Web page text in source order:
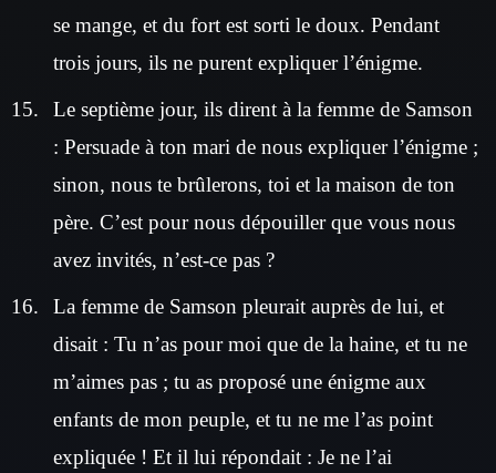
se mange, et du fort est sorti le doux. Pendant
trois jours, ils ne purent expliquer l’énigme.
Le septième jour, ils dirent à la femme de Samson
: Persuade à ton mari de nous expliquer l’énigme ;
sinon, nous te brûlerons, toi et la maison de ton
père. C’est pour nous dépouiller que vous nous
avez invités, n’est-ce pas ?
La femme de Samson pleurait auprès de lui, et
disait : Tu n’as pour moi que de la haine, et tu ne
m’aimes pas ; tu as proposé une énigme aux
enfants de mon peuple, et tu ne me l’as point
expliquée ! Et il lui répondait : Je ne l’ai